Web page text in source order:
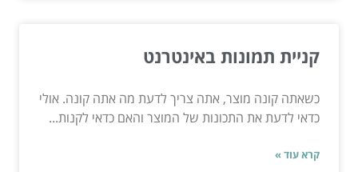
קניית תמונות באינטרנט
כשאתה קונה מוצר, אתה צריך לדעת מה אתה קונה. אולי
כדאי לדעת את התכונות של המוצר והאם כדאי לקנות...
קרא עוד »